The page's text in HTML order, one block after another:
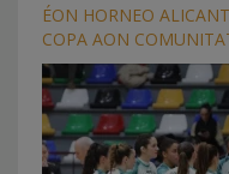
ÉON HORNEO
COPA AON